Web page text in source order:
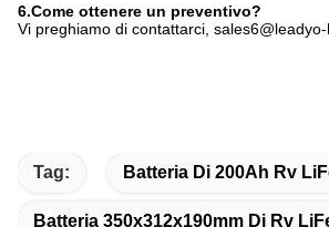
6.Come ottenere un preventivo?
Vi preghiamo di contattarci,
Tag: Batteria Di 200Ah Rv
Batteria 350x312x190mm Di Rv